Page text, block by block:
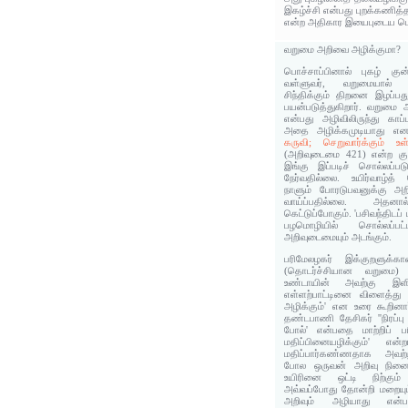
இகழ்ச்சி என்பது
என்ற அதிகார இயைபுடைய
வறுமை அறிவை அழிக்குமா?
பொச்சாப்பினால் புகழ்
வள்ளுவர், வறுமையால்
சிந்திக்கும் திறனை
பயன்படுத்துகிறார். வறுமை
என்பது அழிவிலிருந்து
அதை அழிக்கமுடியாது
கருவி;
(அறிவுடைமை 421) என்ற
இங்கு இப்படிச்
நேர்வதில்லை.
நாளும் போரடுபவனுக்கு
வாய்ப்பதில்லை.
கெட்டுப்போகும்.
பழமொழியில்
அறிவுடைமையும் அடங்கும்.
பரிமேலழகர்
(தொடர்ச்சியான
உண்டாயின் அவற்கு
எள்ளற்பாட்டினை
அழிக்கும்' என உரை
தண்டபாணி தேசிகர்
போல்' என்பதை மாற்றிப்
மதிப்பினையழிக்கும்'
மதிப்பார்கண்ணதாக
போல ஒருவன் அறிவு
உயிரினை ஒட்டி
அவ்வப்போது தோன்றி
அறிவும் அழியாது